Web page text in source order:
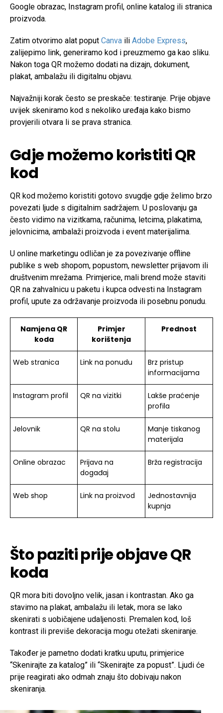
Google obrazac, Instagram profil, online katalog ili stranica
proizvoda.
Zatim otvorimo alat poput Canva ili Adobe Express,
zalijepimo link, generiramo kod i preuzmemo ga kao sliku.
Nakon toga QR možemo dodati na dizajn, dokument,
plakat, ambalažu ili digitalnu objavu.
Najvažniji korak često se preskače: testiranje. Prije objave
uvijek skeniramo kod s nekoliko uređaja kako bismo
provjerili otvara li se prava stranica.
Gdje možemo koristiti QR
kod
QR kod možemo koristiti gotovo svugdje gdje želimo brzo
povezati ljude s digitalnim sadržajem. U poslovanju ga
često vidimo na vizitkama, računima, letcima, plakatima,
jelovnicima, ambalaži proizvoda i event materijalima.
U online marketingu odličan je za povezivanje offline
publike s web shopom, popustom, newsletter prijavom ili
društvenim mrežama. Primjerice, mali brend može staviti
QR na zahvalnicu u paketu i kupca odvesti na Instagram
profil, upute za održavanje proizvoda ili posebnu ponudu.
Namjena QR
koda
Primjer
korištenja
Prednost
Web stranica Link na ponudu
Brz pristup
informacijama
Instagram profil QR na vizitki
Lakše praćenje
profila
Jelovnik QR na stolu
Manje tiskanog
materijala
Online obrazac
Prijava na
događaj
Brža registracija
Web shop Link na proizvod
Jednostavnija
kupnja
Što paziti prije objave QR
koda
QR mora biti dovoljno velik, jasan i kontrastan. Ako ga
stavimo na plakat, ambalažu ili letak, mora se lako
skenirati s uobičajene udaljenosti. Premalen kod, loš
kontrast ili previše dekoracija mogu otežati skeniranje.
Također je pametno dodati kratku uputu, primjerice
“Skenirajte za katalog” ili “Skenirajte za popust”. Ljudi će
prije reagirati ako odmah znaju što dobivaju nakon
skeniranja.